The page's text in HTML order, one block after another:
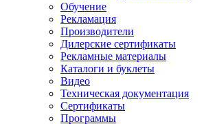
Обучение
Рекламация
Производители
Дилерские сертификаты
Рекламные материалы
Каталоги и буклеты
Видео
Техническая документация
Сертификаты
Программы